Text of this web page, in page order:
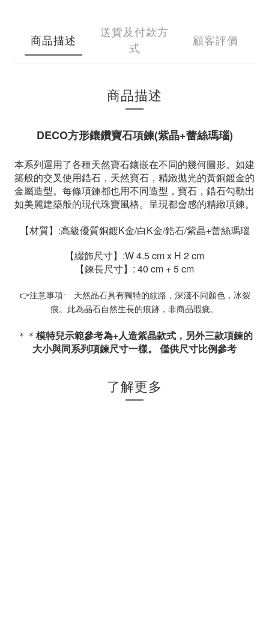
商品描述
送貨及付款方
式
顧客評價
商品描述
DECO方形鑲鑽寶石項鍊(紫晶+蕾絲瑪瑙)
本系列運用了各種天然寶石鑲嵌在不同的幾何圖形。如建
築般的交叉使用鋯石，天然寶石，精緻拋光的黃銅鍍金的
金屬造型。每條項鍊都也用不同造型，寶石，鋯石勾勒出
如美麗建築般的現代珠寶風格。呈現都會感的精緻項鍊。
【材質】:高級優質銅鍍K金/白K金/鋯石/紫晶+蕾絲瑪瑙
【綴飾尺寸】:W 4.5 cm x H 2 cm
【鍊長尺寸】: 40 cm + 5 cm
👉注意事項: 天然晶石具有獨特的紋路，深淺不同顏色，冰裂
痕。此為晶石自然生長的痕跡，非商品瑕疵。
＊＊ 模特兒示範參考為+人造紫晶款式，另外三款項鍊的
大小與同系列項鍊尺寸一樣。 僅供尺寸比例參考
了解更多